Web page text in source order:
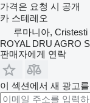
가격은 요청 시 공개
카 스테레오
루마니아, Cristesti
ROYAL DRU AGRO
판매자에게 연락
이 섹션에서 새 광고